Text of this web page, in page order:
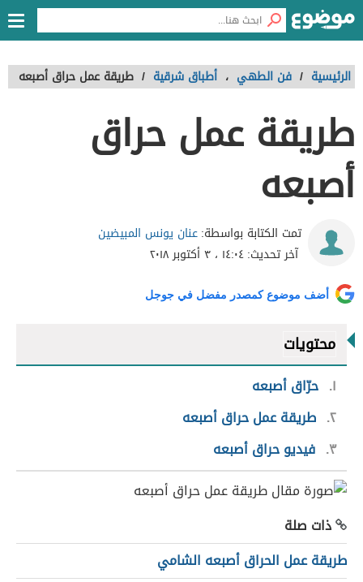
الرئيسية / فن الطهي ، أطباق شرقية / طريقة عمل حراق أصبعه
طريقة عمل حراق
أصبعه
تمت الكتابة بواسطة:عنان يونس المبيضين
آخر تحديث:١٤:٠٤ ، ٣ أكتوبر ٢٠١٨
أضف موضوع كمصدر مفضل في جوجل
محتويات
١ حرّاق أصبعه
٢ طريقة عمل حراق أصبعه
٣ فيديو حراق أصبعه
ذات صلة
طريقة عمل الحراق أصبعه الشامي